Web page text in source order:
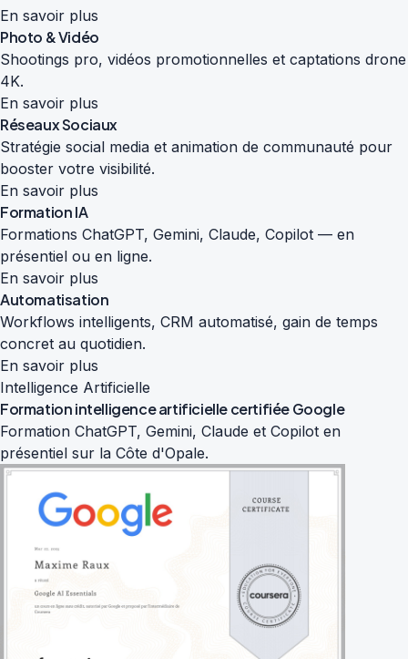
En savoir plus
Photo & Vidéo
Shootings pro, vidéos promotionnelles et captations drone
4K.
En savoir plus
Réseaux Sociaux
Stratégie social media et animation de communauté pour
booster votre visibilité.
En savoir plus
Formation IA
Formations ChatGPT, Gemini, Claude, Copilot — en
présentiel ou en ligne.
En savoir plus
Automatisation
Workflows intelligents, CRM automatisé, gain de temps
concret au quotidien.
En savoir plus
Intelligence Artificielle
Formation intelligence artificiellecertifiée Google
Formation ChatGPT, Gemini, Claude et Copilot en
présentiel sur la Côte d'Opale.